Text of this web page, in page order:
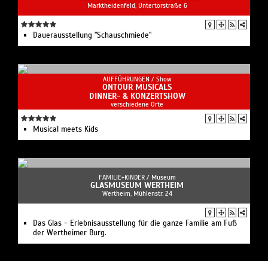
Marktheidenfeld, Untertorstraße 6
Dauerausstellung "Schauschmiede"
AUFFÜHRUNGEN / Show
ONTOUR MUSICALS
DINNER- & KONZERTSHOW
verschiedene Orte
Musical meets Kids
FAMILIE+KINDER / Museum
GLASMUSEUM WERTHEIM
Wertheim, Mühlenstr. 24
Das Glas - Erlebnisausstellung für die ganze Familie am Fuß
der Wertheimer Burg.